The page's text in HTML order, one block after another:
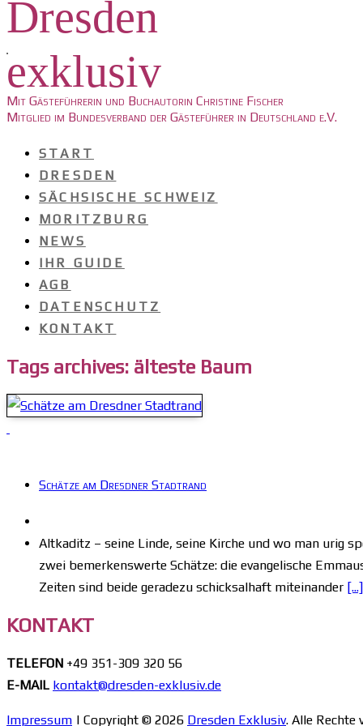
Dresden
exklusiv
Mit Gästeführerin und Buchautorin Christine Fischer
Mitglied im Bundesverband der Gästeführer in Deutschland e.V.
START
DRESDEN
SÄCHSISCHE SCHWEIZ
MORITZBURG
NEWS
IHR GUIDE
AGB
DATENSCHUTZ
KONTAKT
Tags archives: älteste Baum
Schätze am Dresdner Stadtrand
Altkaditz – seine Linde, seine Kirche und wo man urig
zwei bemerkenswerte Schätze: die evangelische
Zeiten sind beide geradezu schicksalhaft miteinander [...]
KONTAKT
TELEFON +49 351-309 320 56
E-MAIL kontakt@dresden-exklusiv.de
Impressum | Copyright © 2026 Dresden Exklusiv. Alle